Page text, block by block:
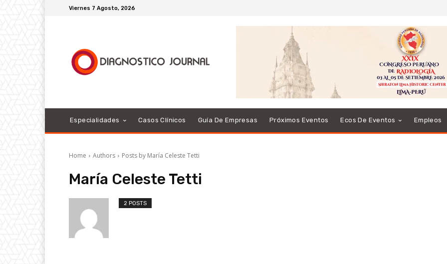
Viernes 7 Agosto, 2026
Especialidades Casos Clínicos Guía De Empresas Próximos Eventos Ecos De Eventos Empleos
Home Authors Posts by María Celeste Tetti
María Celeste Tetti
2 POSTS